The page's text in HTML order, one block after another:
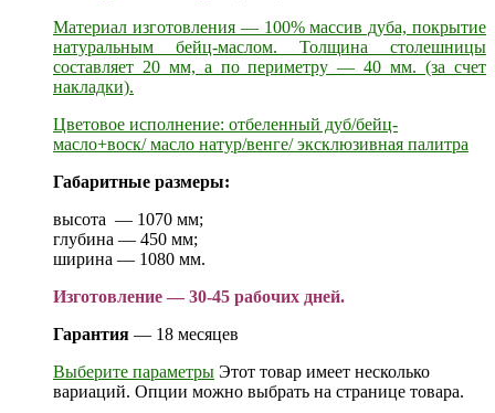
Материал изготовления — 100% массив дуба, покрытие
натуральным бейц-маслом. Толщина столешницы
составляет 20 мм, а по периметру — 40 мм. (за счет
накладки).
Цветовое исполнение: отбеленный дуб/бейц-
масло+воск/ масло натур/венге/ эксклюзивная палитра
Габаритные размеры:
высота — 1070 мм;
глубина — 450 мм;
ширина — 1080 мм.
Изготовление — 30-45 рабочих дней.
Гарантия — 18 месяцев
Выберите параметры Этот товар имеет несколько
вариаций. Опции можно выбрать на странице товара.